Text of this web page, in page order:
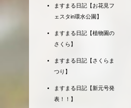
ますまる日記【お花見フ
ェスタin環水公園】
ますまる日記【植物園の
さくら】
ますまる日記【さくらま
つり】
ますまる日記【新元号発
表！！】